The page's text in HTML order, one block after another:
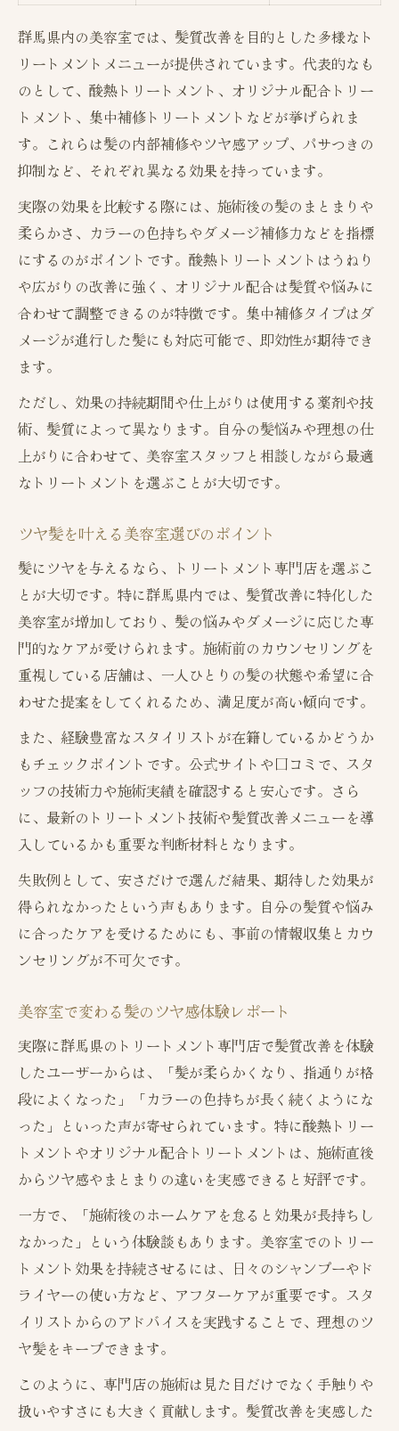
群馬県内の美容室では、髪質改善を目的とした多様なト
リートメントメニューが提供されています。代表的なも
のとして、酸熱トリートメント、オリジナル配合トリー
トメント、集中補修トリートメントなどが挙げられま
す。これらは髪の内部補修やツヤ感アップ、パサつきの
抑制など、それぞれ異なる効果を持っています。
実際の効果を比較する際には、施術後の髪のまとまりや
柔らかさ、カラーの色持ちやダメージ補修力などを指標
にするのがポイントです。酸熱トリートメントはうねり
や広がりの改善に強く、オリジナル配合は髪質や悩みに
合わせて調整できるのが特徴です。集中補修タイプはダ
メージが進行した髪にも対応可能で、即効性が期待でき
ます。
ただし、効果の持続期間や仕上がりは使用する薬剤や技
術、髪質によって異なります。自分の髪悩みや理想の仕
上がりに合わせて、美容室スタッフと相談しながら最適
なトリートメントを選ぶことが大切です。
ツヤ髪を叶える美容室選びのポイント
髪にツヤを与えるなら、トリートメント専門店を選ぶこ
とが大切です。特に群馬県内では、髪質改善に特化した
美容室が増加しており、髪の悩みやダメージに応じた専
門的なケアが受けられます。施術前のカウンセリングを
重視している店舗は、一人ひとりの髪の状態や希望に合
わせた提案をしてくれるため、満足度が高い傾向です。
また、経験豊富なスタイリストが在籍しているかどうか
もチェックポイントです。公式サイトや口コミで、スタ
ッフの技術力や施術実績を確認すると安心です。さら
に、最新のトリートメント技術や髪質改善メニューを導
入しているかも重要な判断材料となります。
失敗例として、安さだけで選んだ結果、期待した効果が
得られなかったという声もあります。自分の髪質や悩み
に合ったケアを受けるためにも、事前の情報収集とカウ
ンセリングが不可欠です。
美容室で変わる髪のツヤ感体験レポート
実際に群馬県のトリートメント専門店で髪質改善を体験
したユーザーからは、「髪が柔らかくなり、指通りが格
段によくなった」「カラーの色持ちが長く続くようにな
った」といった声が寄せられています。特に酸熱トリー
トメントやオリジナル配合トリートメントは、施術直後
からツヤ感やまとまりの違いを実感できると好評です。
一方で、「施術後のホームケアを怠ると効果が長持ちし
なかった」という体験談もあります。美容室でのトリー
トメント効果を持続させるには、日々のシャンプーやド
ライヤーの使い方など、アフターケアが重要です。スタ
イリストからのアドバイスを実践することで、理想のツ
ヤ髪をキープできます。
このように、専門店の施術は見た目だけでなく手触りや
扱いやすさにも大きく貢献します。髪質改善を実感した